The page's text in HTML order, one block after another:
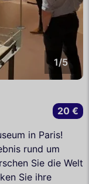
1/5
in Paris!
rund um
Sie die Welt
Sie ihre
20 €